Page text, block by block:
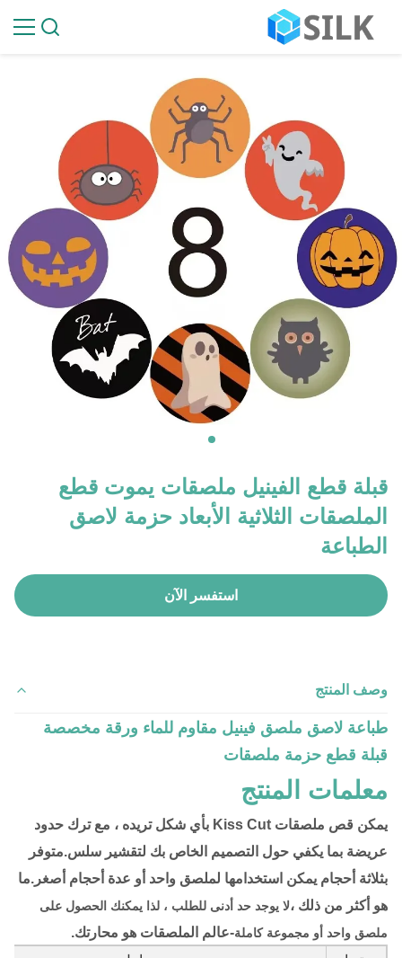
قبلة قطع الفينيل ملصقات يموت قطع
الملصقات الثلاثية الأبعاد حزمة لاصق
الطباعة
استفسر الآن
وصف المنتج
طباعة لاصق ملصق فينيل مقاوم للماء ورقة مخصصة
قبلة قطع حزمة ملصقات
معلمات المنتج
يمكن قص ملصقات Kiss Cut بأي شكل تريده ، مع ترك حدود
عريضة بما يكفي حول التصميم الخاص بك لتقشير سلس.متوفر
بثلاثة أحجام يمكن استخدامها لملصق واحد أو عدة أحجام أصغر.ما
هو أكثر من ذلك ،لا يوجد حد أدنى للطلب ، لذا يمكنك الحصول على
ملصق واحد أو مجموعة كاملة-عالم الملصقات هو محارتك.